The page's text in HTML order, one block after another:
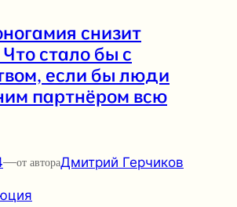
снизит
стало бы с
если бы люди
партнёром всю
—от автораДмитрий Герчиков